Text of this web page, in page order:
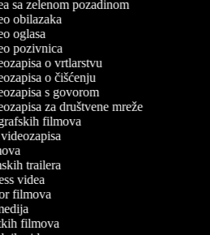
sa zelenom pozadinom
obilazaka
oglasa
pozivnica
o vrtlarstvu
o čišćenju
s govorom
za društvene mreže
filmova
videozapisa
trailera
videa
filmova
filmova